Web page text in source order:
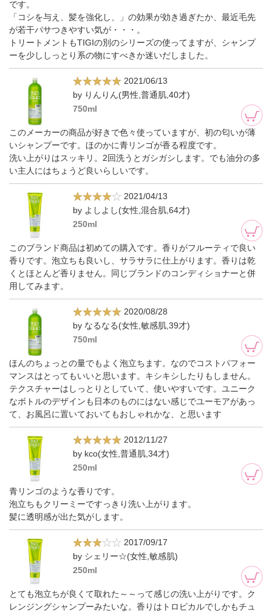
です。
「コシを与え、髪を強化し、」の効果が効き過ぎたか、最近毛先
が若干パサつきやすい気が・・・。
トリートメントもTIGIの別のシリーズの使ってますが、シャンプ
ーを少ししっとり系の物にすべきか迷いだしました。
2021/06/13
by りんりん(男性,普通肌,40才)
750ml
このメーカーの商品が好きで色々使っていますが、初の匂いが薄
いシャンプーです。ほのかに青リンゴが香る程度です。
洗い上がりはスッキリ。2回洗うとガシガシします。でも油分の多
い主人にはちょうど良いらしいです。
2021/04/13
by よしよし(女性,混合肌,64才)
250ml
このブランド商品は初めての購入です。香りがフルーティで良い
香りです。泡立ちも良いし、サラサラに仕上がります。香りは乾
くとほとんど香りません。同じブランドのコンディショナーと併
用してみます。
2020/08/28
by なるなる(女性,敏感肌,39才)
750ml
ほんのちょっとの量でもよく泡立ちます。なのでコストパフォー
マンスはとってもいいと思います。キシキシしたりもしません。
テクスチャーはしっとりとしていて、使いやすいです。ユニーク
なボトルのデザインも日本のものにはない感じでユーモアがあっ
て、お風呂に置いておいてもおしゃれかな、と思います
2012/11/27
by kco(女性,普通肌,34才)
250ml
青リンゴのような香りです。
泡立ちもクリーミーですっきり洗い上がります。
髪に透明感が出た気がします。
2017/09/17
by シェリー☆(女性,敏感肌)
250ml
とても泡立ちが良くて取れた～～って感じの洗い上がりです。ク
レンジングシャンプーみたいな。香りはトロピカルでしかもチュ